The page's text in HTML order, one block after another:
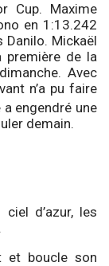
Cup. Maxime
en 1:13.242
Mickaël
première de la
Avec
n’a pu faire
engendré une
demain.
d’azur, les
et boucle son